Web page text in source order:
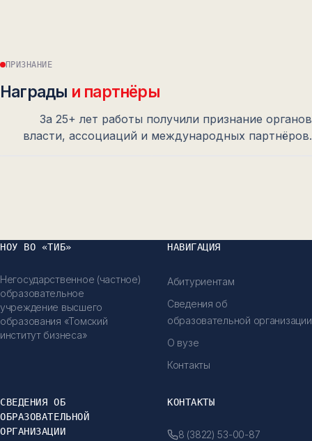
ПРИЗНАНИЕ
Награды и партнёры
За 25+ лет работы получили признание органов
власти, ассоциаций и международных партнёров.
НОУ ВО «ТИБ»
Негосударственное (частное)
образовательное
учреждение высшего
образования «Томский
институт бизнеса»
НАВИГАЦИЯ
Абитуриентам
Сведения об
образовательной организации
О вузе
Контакты
СВЕДЕНИЯ ОБ
ОБРАЗОВАТЕЛЬНОЙ
ОРГАНИЗАЦИИ
КОНТАКТЫ
8 (3822) 53-00-87